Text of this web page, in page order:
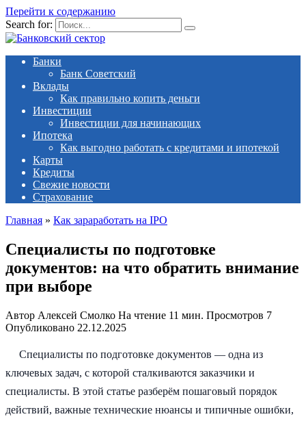
Перейти к содержанию
Search for:
Банки
Банк Советский
Вклады
Как правильно копить деньги
Инвестиции
Инвестиции для начинающих
Ипотека
Как выгодно работать с кредитами и ипотекой
Карты
Кредиты
Свежие новости
Страхование
Главная » Как зараработать на IPO
Специалисты по подготовке
документов: на что обратить внимание
при выборе
Автор Алексей Смолко На чтение 11 мин. Просмотров 7
Опубликовано 22.12.2025
Специалисты по подготовке документов — одна из
ключевых задач, с которой сталкиваются заказчики и
специалисты. В этой статье разберём пошаговый порядок
действий, важные технические нюансы и типичные ошибки,